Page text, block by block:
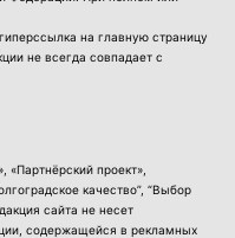
на главную страницу
не всегда совпадает с
проект»,
качество”, “Выбор
сайта не несет
содержащейся в рекламных